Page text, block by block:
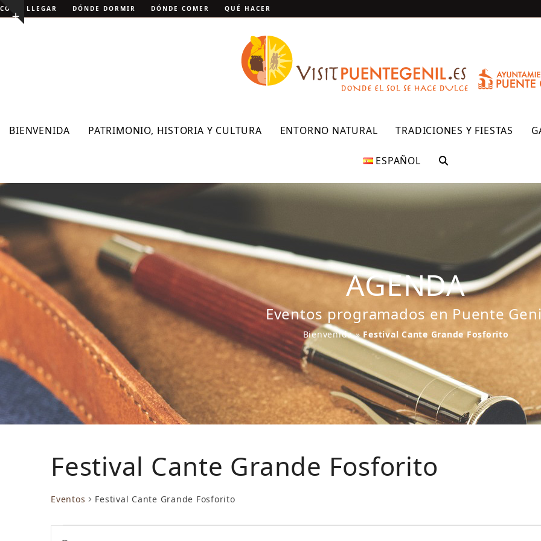
Skip
to Show
CÓMO LLEGAR DÓNDE DORMIR DÓNDE COMER QUÉ HACER
BIENVENIDA PATRIMONIO, HISTORIA Y CULTURA ENTORNO NATURAL TRADICIONES Y FIESTAS
ESPAÑOL
AGENDA
Eventos programados en Puente
Bienvenida»Festival Cante Grande Fosforito
Festival Cante Grande Fosforito
Eventos Festival Cante Grande Fosforito
N